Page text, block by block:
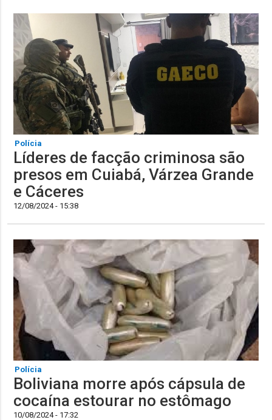
Polícia
Líderes de facção criminosa são
presos em Cuiabá, Várzea Grande
e Cáceres
12/08/2024 - 15:38
Polícia
Boliviana morre após cápsula de
cocaína estourar no estômago
10/08/2024 - 17:32